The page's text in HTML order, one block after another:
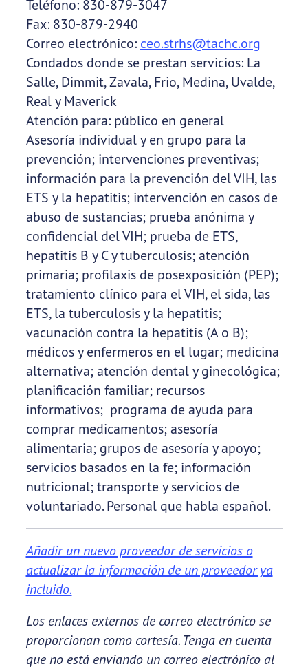
Teléfono: 830-879-3047
Fax: 830-879-2940
Correo electrónico: ceo.strhs@tachc.org
Condados donde se prestan servicios: La
Salle, Dimmit, Zavala, Frio, Medina, Uvalde,
Real y Maverick
Atención para: público en general
Asesoría individual y en grupo para la
prevención; intervenciones preventivas;
información para la prevención del VIH, las
ETS y la hepatitis; intervención en casos de
abuso de sustancias; prueba anónima y
confidencial del VIH; prueba de ETS,
hepatitis B y C y tuberculosis; atención
primaria; profilaxis de posexposición (PEP);
tratamiento clínico para el VIH, el sida, las
ETS, la tuberculosis y la hepatitis;
vacunación contra la hepatitis (A o B);
médicos y enfermeros en el lugar; medicina
alternativa; atención dental y ginecológica;
planificación familiar; recursos
informativos; programa de ayuda para
comprar medicamentos; asesoría
alimentaria; grupos de asesoría y apoyo;
servicios basados en la fe; información
nutricional; transporte y servicios de
voluntariado. Personal que habla español.
Añadir un nuevo proveedor de servicios o
actualizar la información de un proveedor ya
incluido.
Los enlaces externos de correo electrónico se
proporcionan como cortesía. Tenga en cuenta
que no está enviando un correo electrónico al